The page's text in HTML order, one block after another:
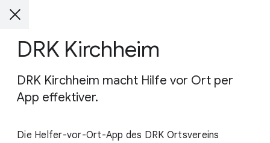
DRK Kirchheim
DRK Kirchheim macht Hilfe vor Ort per
App effektiver.
Die Helfer-vor-Ort-App des DRK Ortsvereins